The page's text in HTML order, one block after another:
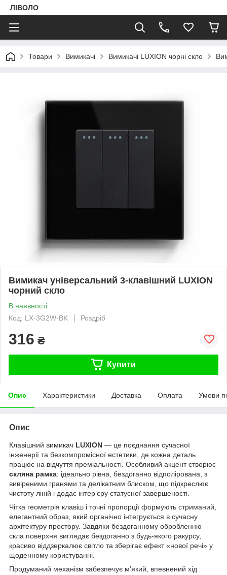
ЛІВОЛО
Товари Вимикачі Вимикачі LUXION чорні скло
Вимикач універсальний 3-клавішний LUXION
чорний скло
В наявності
Код: LX-3G2W-BK
Роздріб
316 ₴
Купити
Опис Характеристики Доставка Оплата Умови
Опис
Клавішний вимикач LUXION — це поєднання сучасної
інженерії та безкомпромісної естетики, де кожна деталь
працює на відчуття преміальності. Особливий акцент створює
скляна рамка: ідеально рівна, бездоганно відполірована, з
вивіреними гранями та делікатним блиском, що підкреслює
чистоту ліній і додає інтер’єру статусної завершеності.
Чітка геометрія клавіш і точні пропорції формують стриманий,
елегантний образ, який органічно інтегрується в сучасну
архітектуру простору. Завдяки бездоганному обробленню
скла поверхня виглядає бездоганно з будь-якого ракурсу,
красиво віддзеркалює світло та зберігає ефект «нової речі» у
щоденному користуванні.
Продуманий механізм забезпечує м’який, впевнений хід